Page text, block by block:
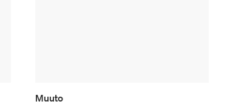
Muuto